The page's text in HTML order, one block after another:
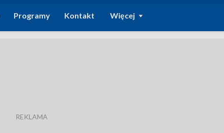
Programy Kontakt Więcej